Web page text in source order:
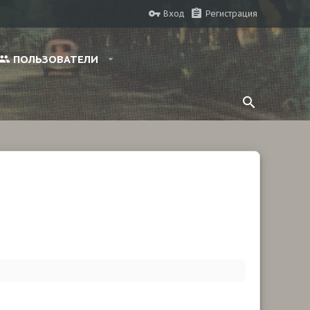
Вход Регистрация
ПОЛЬЗОВАТЕЛИ